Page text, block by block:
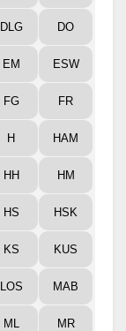
DLG DO
EM ESW
FG FR
H HAM
HH HM
HS HSK
KS KUS
LOS MAB
ML MR